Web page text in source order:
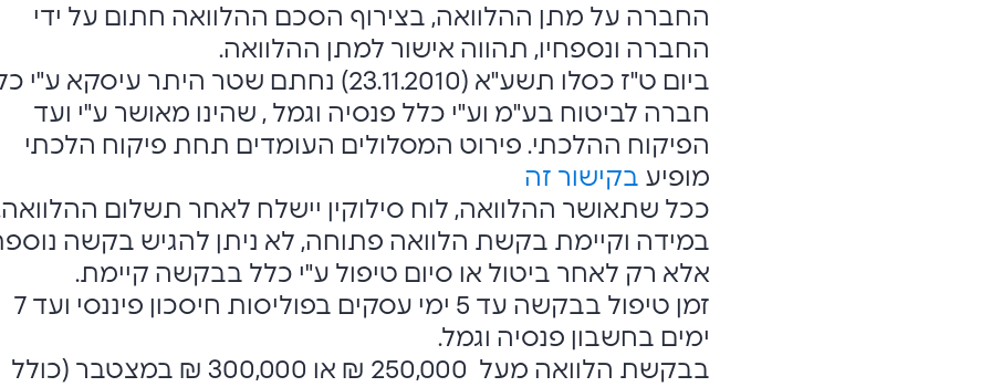
החברה על מתן ההלוואה, בצירוף הסכם ההלוואה חתום על ידי
החברה ונספחיו, תהווה אישור למתן ההלוואה.
ביום ט"ז כסלו תשע"א (23.11.2010) נחתם שטר היתר עיסקא ע"י
חברה לביטוח בע"מ וע"י כלל פנסיה וגמל , שהינו מאושר ע"י ועד
הפיקוח ההלכתי. פירוט המסלולים העומדים תחת פיקוח הלכתי
מופיע בקישור זה
ככל שתאושר ההלוואה, לוח סילוקין יישלח לאחר תשלום
במידה וקיימת בקשת הלוואה פתוחה, לא ניתן להגיש בקשה
אלא רק לאחר ביטול או סיום טיפול ע"י כלל בבקשה קיימת.
זמן טיפול בבקשה עד 5 ימי עסקים בפוליסות חיסכון פיננסי ועד 7
ימים בחשבון פנסיה וגמל.
בבקשת הלוואה מעל 250,000 ₪ או 300,000 ₪ במצטבר (כולל